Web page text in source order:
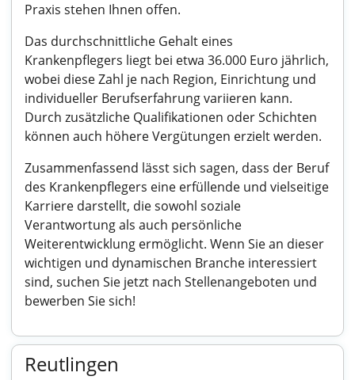
Praxis stehen Ihnen offen.
Das durchschnittliche Gehalt eines
Krankenpflegers liegt bei etwa 36.000 Euro jährlich,
wobei diese Zahl je nach Region, Einrichtung und
individueller Berufserfahrung variieren kann.
Durch zusätzliche Qualifikationen oder Schichten
können auch höhere Vergütungen erzielt werden.
Zusammenfassend lässt sich sagen, dass der Beruf
des Krankenpflegers eine erfüllende und vielseitige
Karriere darstellt, die sowohl soziale
Verantwortung als auch persönliche
Weiterentwicklung ermöglicht. Wenn Sie an dieser
wichtigen und dynamischen Branche interessiert
sind, suchen Sie jetzt nach Stellenangeboten und
bewerben Sie sich!
Reutlingen